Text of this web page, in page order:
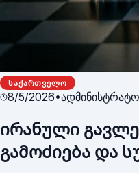
ᲡᲐᲥᲐᲠᲗᲕᲔᲚᲝ
8/5/2026•
ირანული
გამოძიება და